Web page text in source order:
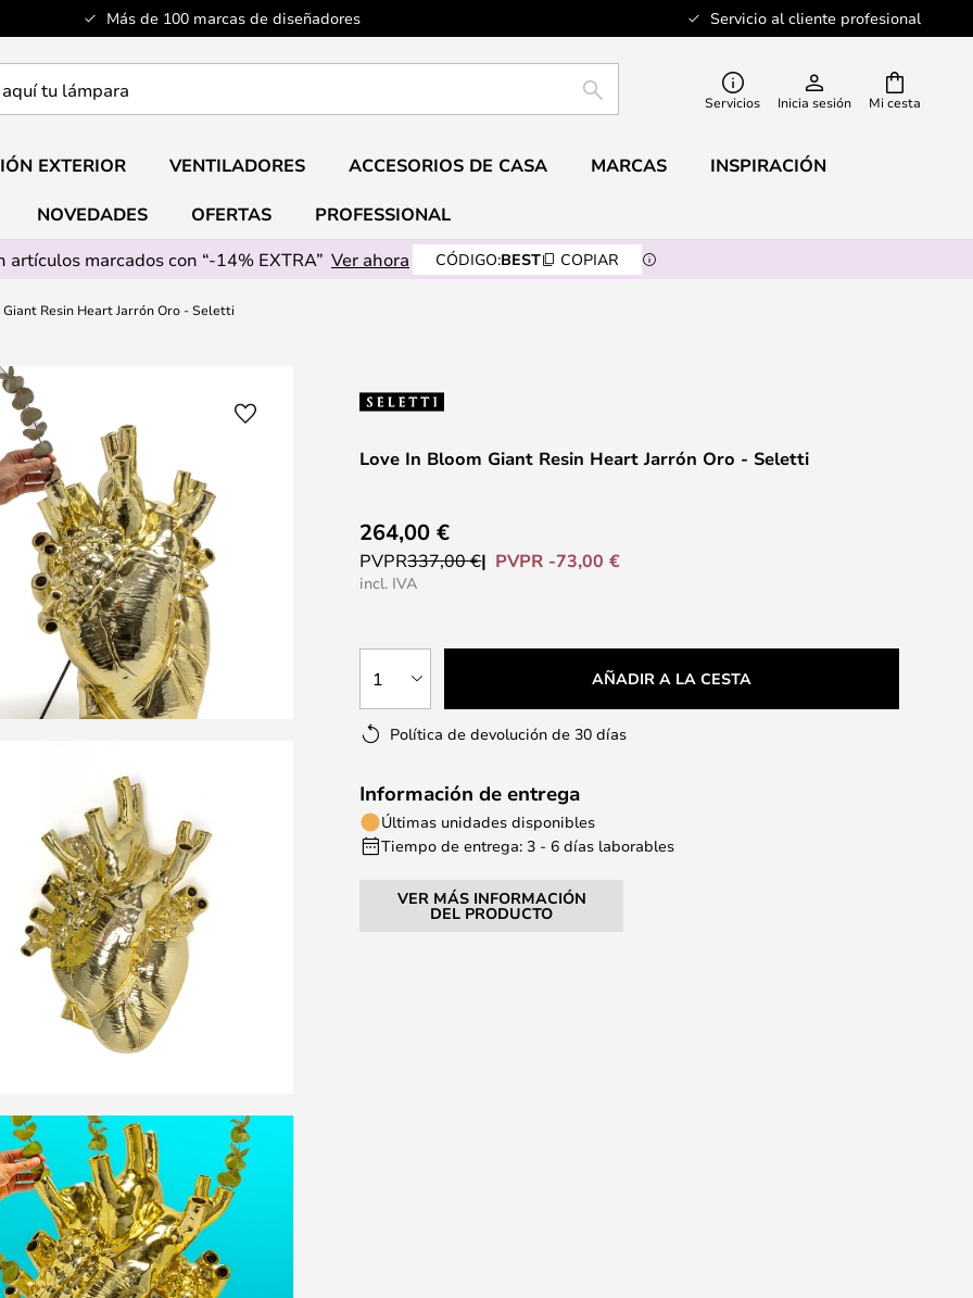
Más de 100 marcas de diseñadores Servicio al cliente profesional
Mi cesta
BUSCAR Servicios Inicia sesión
EXTERIOR VENTILADORES ACCESORIOS DE CASA MARCAS INSPIRACIÓN
NOVEDADES OFERTAS
PROFESSIONAL
artículos marcados con “-14% EXTRA” Ver ahora CÓDIGO:BEST COPIAR
Giant Resin Heart Jarrón Oro - Seletti
Love In Bloom Giant Resin Heart Jarrón Oro - Seletti
264,00 €
PVPR337,00 € PVPR -73,00 €
incl. IVA
1 AÑADIR A LA CESTA
Política de devolución de 30 días
Información de entrega
Últimas unidades disponibles
Tiempo de entrega: 3 - 6 días laborables
VER MÁS INFORMACIÓN
DEL PRODUCTO